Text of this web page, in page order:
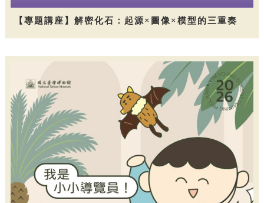
【專題講座】解密化石：起源×圖像×模型的三重奏